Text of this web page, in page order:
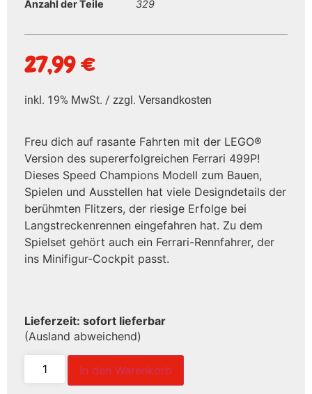
Anzahl der Teile
329
27,99€
inkl. 19% MwSt. / zzgl. Versandkosten
Freu dich auf rasante Fahrten mit der LEGO®
Version des supererfolgreichen Ferrari 499P!
Dieses Speed Champions Modell zum Bauen,
Spielen und Ausstellen hat viele Designdetails der
berühmten Flitzers, der riesige Erfolge bei
Langstreckenrennen eingefahren hat. Zu dem
Spielset gehört auch ein Ferrari-Rennfahrer, der
ins Minifigur-Cockpit passt.
Lieferzeit: sofort lieferbar
(Ausland abweichend)
In den Warenkorb